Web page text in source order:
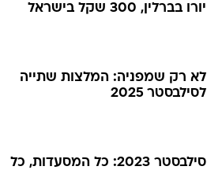
יורו בברלין, 300 שקל בישראל
לא רק שמפניה: המלצות שתייה
לסילבסטר 2025
סילבסטר 2023: כל המסעדות, כל